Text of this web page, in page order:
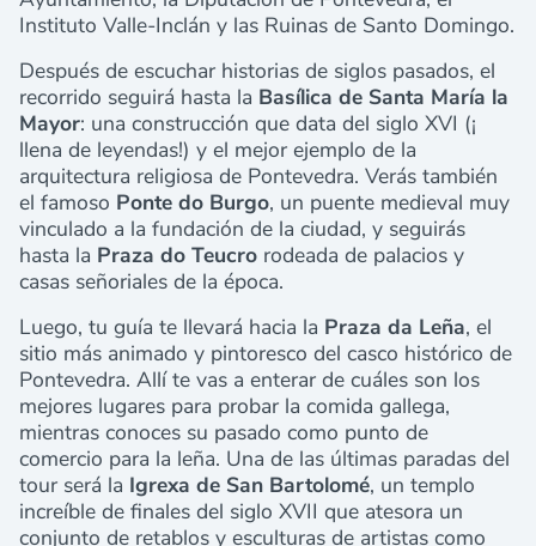
Instituto Valle-Inclán y las Ruinas de Santo Domingo.
Después de escuchar historias de siglos pasados, el
recorrido seguirá hasta la Basílica de Santa María la
Mayor: una construcción que data del siglo XVI (¡
llena de leyendas!) y el mejor ejemplo de la
arquitectura religiosa de Pontevedra. Verás también
el famoso Ponte do Burgo, un puente medieval muy
vinculado a la fundación de la ciudad, y seguirás
hasta la Praza do Teucro rodeada de palacios y
casas señoriales de la época.
Luego, tu guía te llevará hacia la Praza da Leña, el
sitio más animado y pintoresco del casco histórico de
Pontevedra. Allí te vas a enterar de cuáles son los
mejores lugares para probar la comida gallega,
mientras conoces su pasado como punto de
comercio para la leña. Una de las últimas paradas del
tour será la Igrexa de San Bartolomé, un templo
increíble de finales del siglo XVII que atesora un
conjunto de retablos y esculturas de artistas como